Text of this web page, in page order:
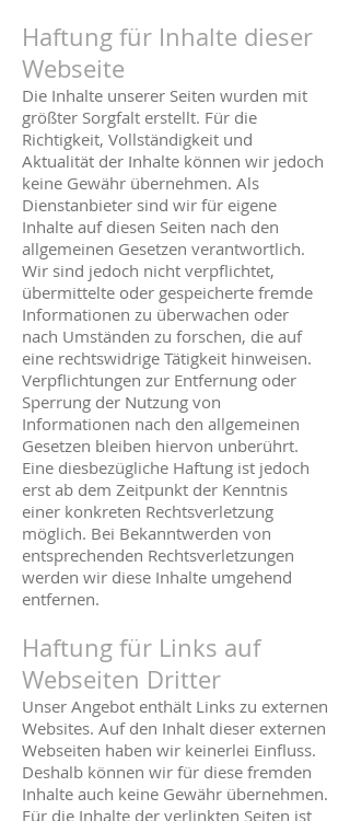
Haftung für Inhalte dieser
Webseite
Die Inhalte unserer Seiten wurden mit
größter Sorgfalt erstellt. Für die
Richtigkeit, Vollständigkeit und
Aktualität der Inhalte können wir jedoch
keine Gewähr übernehmen. Als
Dienstanbieter sind wir für eigene
Inhalte auf diesen Seiten nach den
allgemeinen Gesetzen verantwortlich.
Wir sind jedoch nicht verpflichtet,
übermittelte oder gespeicherte fremde
Informationen zu überwachen oder
nach Umständen zu forschen, die auf
eine rechtswidrige Tätigkeit hinweisen.
Verpflichtungen zur Entfernung oder
Sperrung der Nutzung von
Informationen nach den allgemeinen
Gesetzen bleiben hiervon unberührt.
Eine diesbezügliche Haftung ist jedoch
erst ab dem Zeitpunkt der Kenntnis
einer konkreten Rechtsverletzung
möglich. Bei Bekanntwerden von
entsprechenden Rechtsverletzungen
werden wir diese Inhalte umgehend
entfernen.
Haftung für Links auf
Webseiten Dritter
Unser Angebot enthält Links zu externen
Websites. Auf den Inhalt dieser externen
Webseiten haben wir keinerlei Einfluss.
Deshalb können wir für diese fremden
Inhalte auch keine Gewähr übernehmen.
Für die Inhalte der verlinkten Seiten ist